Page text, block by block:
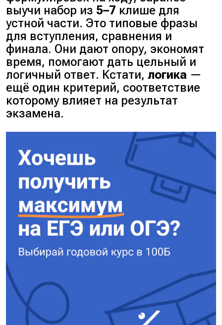
выучи набор из 5–7 клише для
устной части. Это типовые фразы
для вступления, сравнения и
финала. Они дают опору, экономят
время, помогают дать цельный и
логичный ответ. Кстати,логика —
ещё один критерий, соответствие
которому влияет на результат
экзамена.